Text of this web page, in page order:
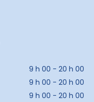
9 h 00 - 20 h 00
9 h 00 - 20 h 00
9 h 00 - 20 h 00